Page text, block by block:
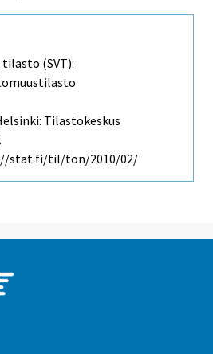
(SVT):
Tilastokeskus
stat.fi/til/ton/2010/02/